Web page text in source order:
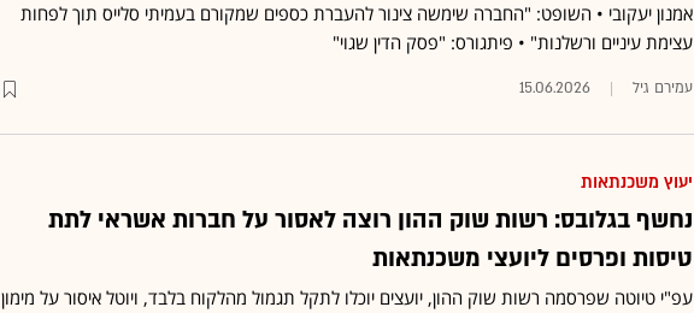
אמנון יעקובי • השופט: "החברה שימשה צינור להעברת כספים שמקורם בעמיתי סלייס תוך לפחות
עצימת עיניים ורשלנות" • פיתגורס: "פסק הדין שגוי"
עמירם גיל 15.06.2026
יעוץ משכנתאות
נחשף בגלובס: רשות שוק ההון רוצה לאסור על חברות אשראי לתת
טיסות ופרסים ליועצי משכנתאות
עפ"י טיוטה שפרסמה רשות שוק ההון, יועצים יוכלו לתקל תגמול מהלקוח בלבד, ויוטל איסור על מימון